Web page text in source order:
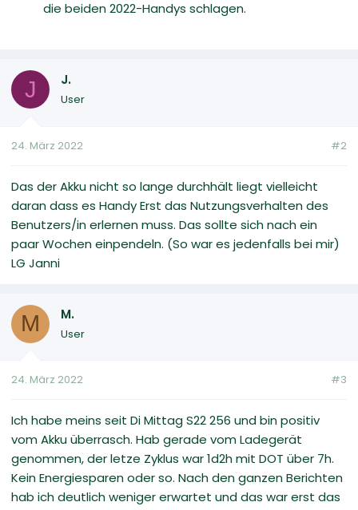
die beiden 2022-Handys schlagen.
J J.
User
24. März 2022 #2
Das der Akku nicht so lange durchhält liegt vielleicht
daran dass es Handy Erst das Nutzungsverhalten des
Benutzers/in erlernen muss. Das sollte sich nach ein
paar Wochen einpendeln. (So war es jedenfalls bei mir)
LG Janni
M M.
User
24. März 2022 #3
Ich habe meins seit Di Mittag S22 256 und bin positiv
vom Akku überrasch. Hab gerade vom Ladegerät
genommen, der letze Zyklus war 1d2h mit DOT über 7h.
Kein Energiesparen oder so. Nach den ganzen Berichten
hab ich deutlich weniger erwartet und das war erst das